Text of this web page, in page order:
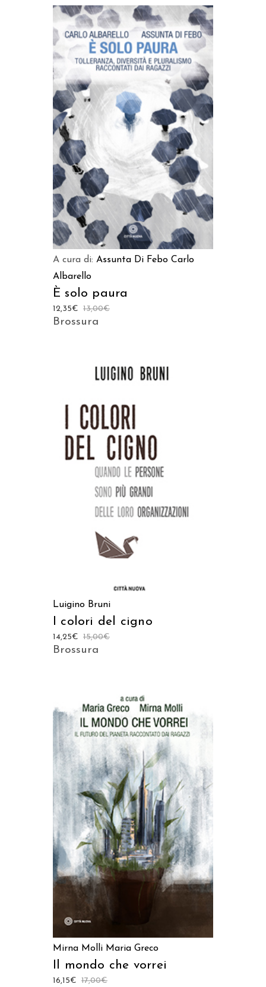
AGGIUNGI AL CARRELLO
A cura di: Assunta Di Febo Carlo
Albarello
È solo paura
13,00€
12,35€
Brossura
AGGIUNGI AL CARRELLO
Luigino Bruni
I colori del cigno
15,00€
14,25€
Brossura
AGGIUNGI AL CARRELLO
Mirna Molli Maria Greco
Il mondo che vorrei
17,00€
16,15€